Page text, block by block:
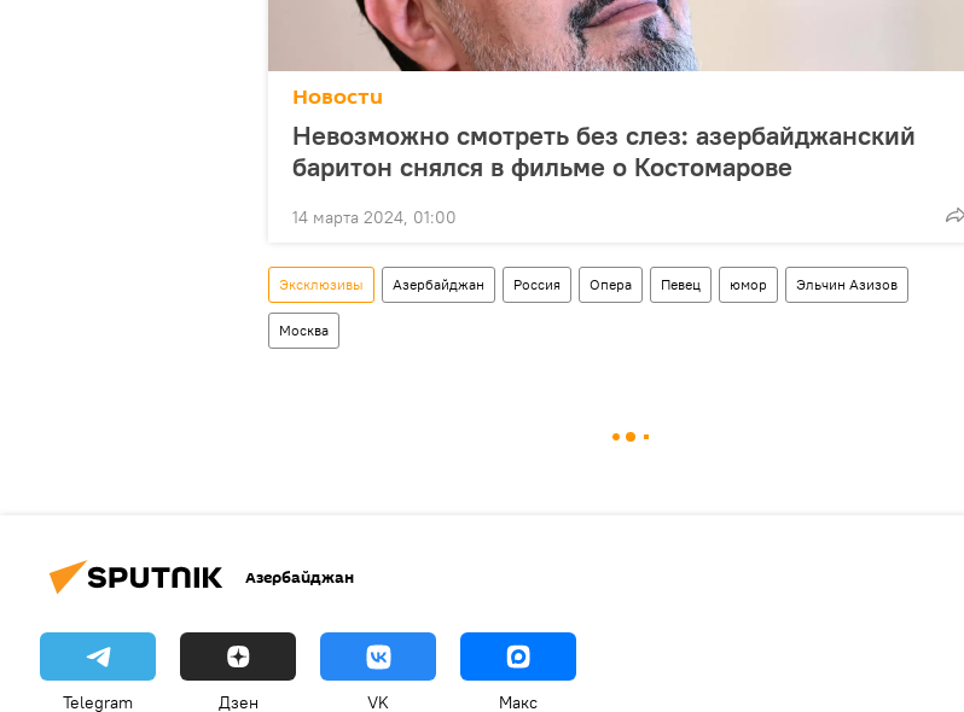
Новости
Невозможно смотреть без слез: азербайджанский
баритон снялся в фильме о Костомарове
14 марта 2024, 01:00
Эксклюзивы Азербайджан Россия Опера Певец юмор Эльчин Азизов
Москва
Азербайджан
Telegram Дзен VK Макс